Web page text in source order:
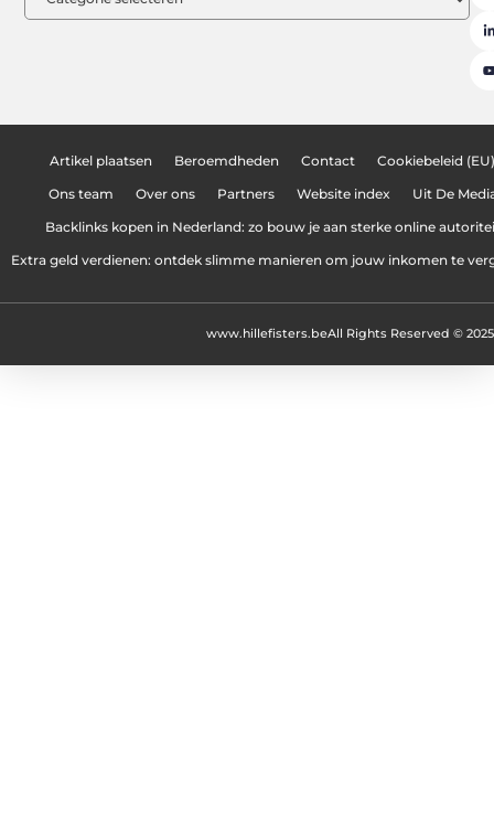
Artikel plaatsen Beroemdheden Contact Cookiebeleid (EU)
Ons team Over ons Partners Website index Uit De
Backlinks kopen in Nederland: zo bouw je aan sterke online
Extra geld verdienen: ontdek slimme manieren om jouw inkomen te
All Rights Reserved © 2025
www.hillefisters.be